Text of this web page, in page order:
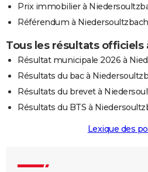
Prix immobilier à
Référendum à Niedersoultzbach
Tous les résultats officiels
Résultat municipale 2026 à
Résultats du bac à
Résultats du brevet à
Résultats du BTS à
Lexique des